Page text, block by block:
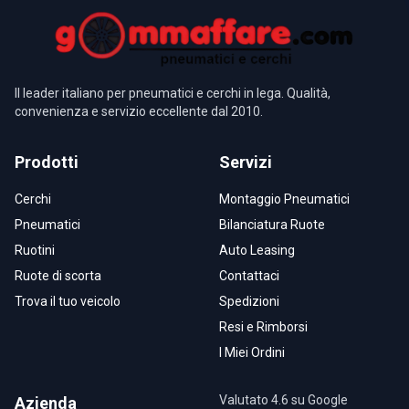
Il leader italiano per pneumatici e cerchi in lega. Qualità,
convenienza e servizio eccellente dal 2010.
Prodotti
Cerchi
Pneumatici
Ruotini
Ruote di scorta
Trova il tuo veicolo
Servizi
Montaggio Pneumatici
Bilanciatura Ruote
Auto Leasing
Contattaci
Spedizioni
Resi e Rimborsi
I Miei Ordini
Azienda Valutato 4.6 su Google